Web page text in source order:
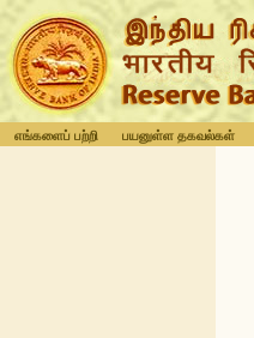
எங்களைப் பற்றி பயனுள்ள தகவல்கள்